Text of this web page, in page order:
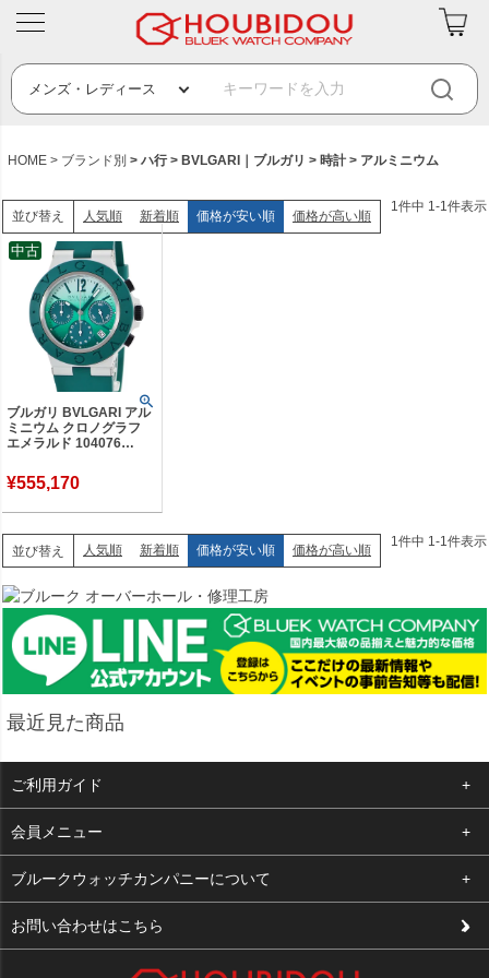
HOME ブランド別 ハ行 BVLGARI｜ブルガリ 時計 アルミニウム
並び替え 人気順 新着順 価格が安い順 価格が高い順
1件中 1-1件表示
ブルガリ BVLGARI アル
ミニウム クロノグラフ
エメラルド 104076
リーン 緑 デイト 限定 メ
ンズ 腕時計自動巻き グ
¥555,170
中古
並び替え 人気順 新着順 価格が安い順 価格が高い順
1 件中 1 -1 件表示
最近見た商品
ご利用ガイド
よくある質問
支払い・送料
修理依頼
会員メニュー
ログイン
お気に入り
ブルークウォッチカンパニーについて
会社概要
お問い合わせはこちら